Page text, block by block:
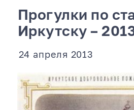
Прогулки по
Иркутску –
24 апреля 2013